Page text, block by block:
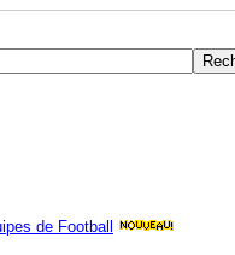
de Football